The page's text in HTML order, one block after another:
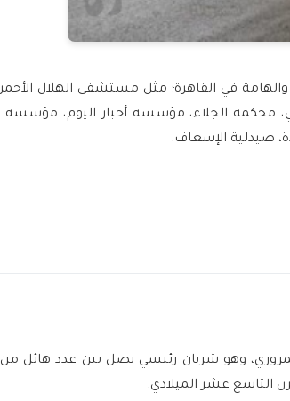
في القاهرة؛ مثل مستشفى الهلال
محكمة الجلاء، مؤسسة أخبار اليوم، مؤسسة
صيدلية الإسعاف.
وهو شريان رئيسي يصل بين عدد هائل من
التاسع عشر الميلادي.